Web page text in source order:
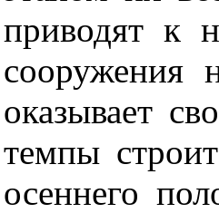
приводят к
сооружения
оказывает
темпы
осеннего